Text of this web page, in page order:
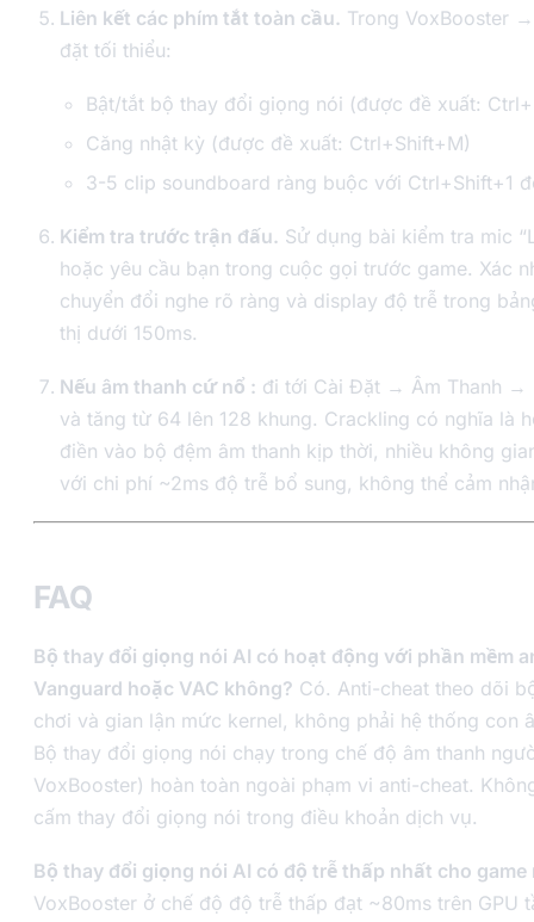
Liên kết các phím tắt toàn cầu. Trong VoxBooster
đặt tối thiểu:
Bật/tắt bộ thay đổi giọng nói (được đề xuất:
Căng nhật kỳ (được đề xuất: Ctrl+Shift+M)
3-5 clip soundboard ràng buộc với Ctrl+Shift+1
Kiểm tra trước trận đấu. Sử dụng bài kiểm tra mic
hoặc yêu cầu bạn trong cuộc gọi trước game. Xác
chuyển đổi nghe rõ ràng và display độ trễ trong
thị dưới 150ms.
Nếu âm thanh cứ nổ : đi tới Cài Đặt → Âm Thanh →
và tăng từ 64 lên 128 khung. Crackling có nghĩa là
điền vào bộ đệm âm thanh kịp thời, nhiều không
với chi phí ~2ms độ trễ bổ sung, không thể cảm
FAQ
Bộ thay đổi giọng nói AI có hoạt động với phần mềm
Vanguard hoặc VAC không? Có. Anti-cheat theo dõi
chơi và gian lận mức kernel, không phải hệ thống con
Bộ thay đổi giọng nói chạy trong chế độ âm thanh
VoxBooster) hoàn toàn ngoài phạm vi anti-cheat.
cấm thay đổi giọng nói trong điều khoản dịch vụ.
Bộ thay đổi giọng nói AI có độ trễ thấp nhất cho game
VoxBooster ở chế độ độ trễ thấp đạt ~80ms trên GPU